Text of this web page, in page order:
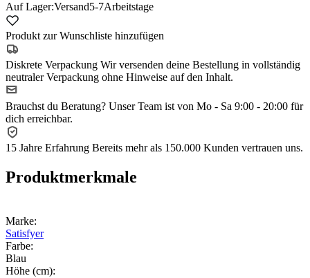
Auf Lager:Versand5-7Arbeitstage
Produkt zur Wunschliste hinzufügen
Diskrete Verpackung Wir versenden deine Bestellung in vollständig
neutraler Verpackung ohne Hinweise auf den Inhalt.
Brauchst du Beratung? Unser Team ist von Mo - Sa 9:00 - 20:00 für
dich erreichbar.
15 Jahre Erfahrung Bereits mehr als 150.000 Kunden vertrauen uns.
Produktmerkmale
Marke:
Satisfyer
Farbe:
Blau
Höhe (cm):